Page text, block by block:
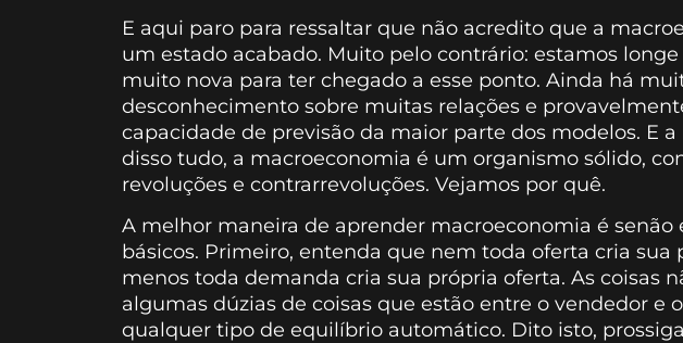
E aqui paro para ressaltar que não acredito que a
um estado acabado. Muito pelo contrário: estamos
muito nova para ter chegado a esse ponto. Ainda há
desconhecimento sobre muitas relações e
capacidade de previsão da maior parte dos modelos. E a
disso tudo, a macroeconomia é um organismo sólido,
revoluções e contrarrevoluções. Vejamos por quê.
A melhor maneira de aprender macroeconomia é
básicos. Primeiro, entenda que nem toda oferta cria
menos toda demanda cria sua própria oferta. As coisas
algumas dúzias de coisas que estão entre o vendedor e
qualquer tipo de equilíbrio automático. Dito isto,